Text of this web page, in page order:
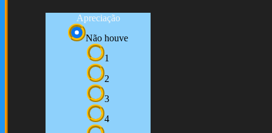
Apreciação
Não houve
1
2
3
4